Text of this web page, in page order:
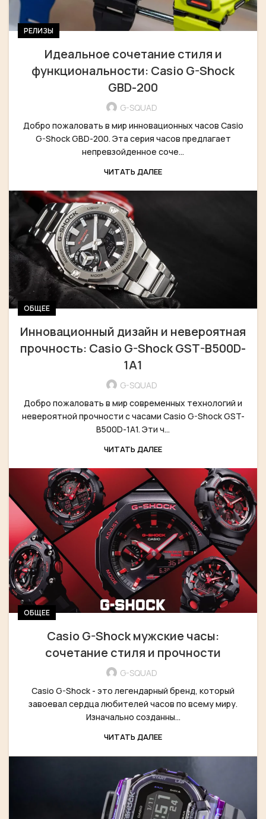
РЕЛИЗЫ
Идеальное сочетание стиля и
функциональности: Casio G-Shock
GBD-200
G-SQUAD
Добро пожаловать в мир инновационных часов Casio
G-Shock GBD-200. Эта серия часов предлагает
непревзойденное соче...
ЧИТАТЬ ДАЛЕЕ
ОБЩЕЕ
Инновационный дизайн и невероятная
прочность: Casio G-Shock GST-B500D-
1A1
G-SQUAD
Добро пожаловать в мир современных технологий и
невероятной прочности с часами Casio G-Shock GST-
B500D-1A1. Эти ч...
ЧИТАТЬ ДАЛЕЕ
ОБЩЕЕ
Casio G-Shock мужские часы:
сочетание стиля и прочности
G-SQUAD
Casio G-Shock - это легендарный бренд, который
завоевал сердца любителей часов по всему миру.
Изначально созданны...
ЧИТАТЬ ДАЛЕЕ